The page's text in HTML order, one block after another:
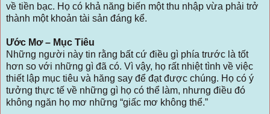
về tiền bạc. Họ có khả năng biến một thu nhập vừa phải trở
thành một khoản tài sản đáng kể.
Ước Mơ – Mục Tiêu
Những người này tin rằng bất cứ điều gì phía trước là tốt
hơn so với những gì đã có. Vì vậy, họ rất nhiệt tình về việc
thiết lập mục tiêu và hăng say để đạt được chúng. Họ có ý
tưởng thực tế về những gì họ có thể làm, nhưng điều đó
không ngăn họ mơ những “giấc mơ không thể.”